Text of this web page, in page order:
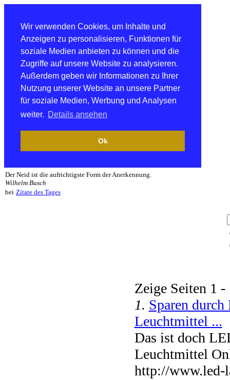
Wir verwenden Cookies, um Inhalte und
Anzeigen zu personalisieren, Funktionen für
soziale Medien anbieten zu können und die
Zugriffe auf unsere Website zu analysieren.
Außerdem geben wir Informationen zu Ihrer
Nutzung unserer Website an unsere Partner
für soziale Medien, Werbung und Analysen
weiter. Details ansehen
Ok
Der Neid ist die aufrichtigste Form der Anerkennung.
Wilhelm Busch
bei Zitate des Tages
Zeige Seiten 1
1. Sparen
Leuchtmittel ...
Das ist doch
Leuchtmittel
http://www.led-